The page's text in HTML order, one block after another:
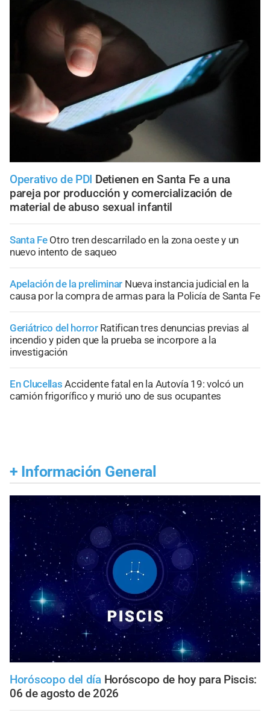
Operativo de PDI Detienen en Santa Fe a una
pareja por producción y comercialización de
material de abuso sexual infantil
Santa Fe Otro tren descarrilado en la zona oeste y un
nuevo intento de saqueo
Apelación de la preliminar Nueva instancia judicial en la
causa por la compra de armas para la Policía de Santa Fe
Geriátrico del horror Ratifican tres denuncias previas al
incendio y piden que la prueba se incorpore a la
investigación
En Clucellas Accidente fatal en la Autovía 19: volcó un
camión frigorífico y murió uno de sus ocupantes
+ Información General
Horóscopo del día Horóscopo de hoy para Piscis:
06 de agosto de 2026